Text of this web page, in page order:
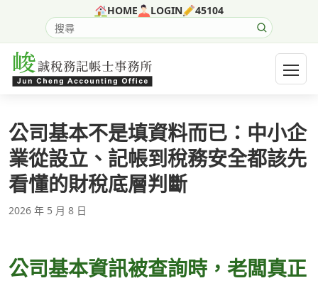
HOME LOGIN 45104
搜尋網站內容
開啟
公司基本不是填資料而已：中小企
業從設立、記帳到稅務安全都該先
看懂的財稅底層判斷
2026 年 5 月 8 日
公司基本資訊被查詢時，老闆真正